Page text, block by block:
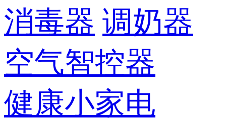
消毒器 调奶器
空气智控器
健康小家电